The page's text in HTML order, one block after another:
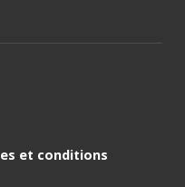
et conditions